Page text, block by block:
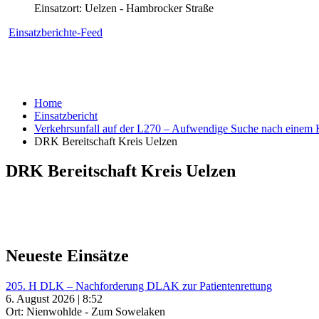
Einsatzort: Uelzen - Hambrocker Straße
Einsatzberichte-Feed
Home
Einsatzbericht
Verkehrsunfall auf der L270 – Aufwendige Suche nach einem
DRK Bereitschaft Kreis Uelzen
DRK Bereitschaft Kreis Uelzen
Neueste Einsätze
205. H DLK – Nachforderung DLAK zur Patientenrettung
6. August 2026 | 8:52
Ort: Nienwohlde - Zum Sowelaken